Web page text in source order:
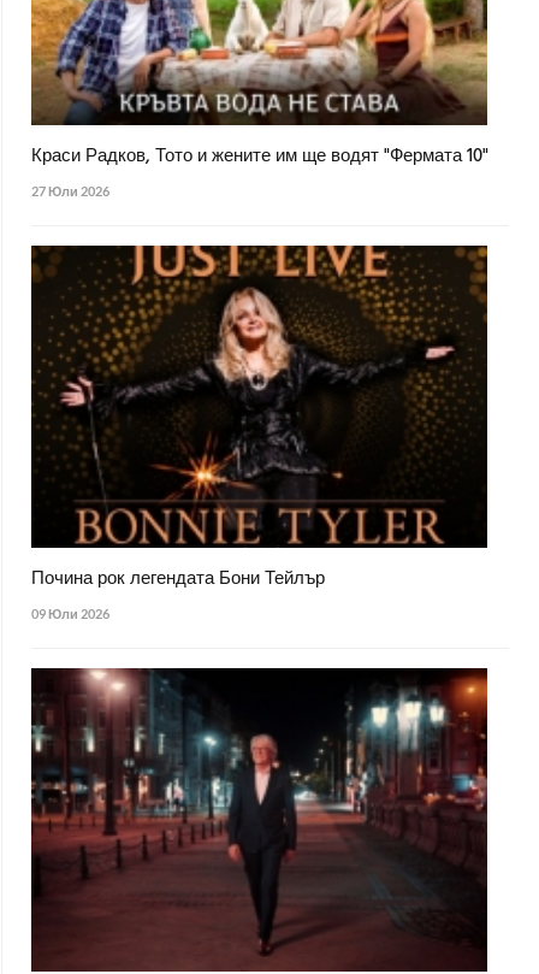
Краси Радков, Тото и жените им ще водят "Фермата 10"
27 Юли 2026
Почина рок легендата Бони Тейлър
09 Юли 2026